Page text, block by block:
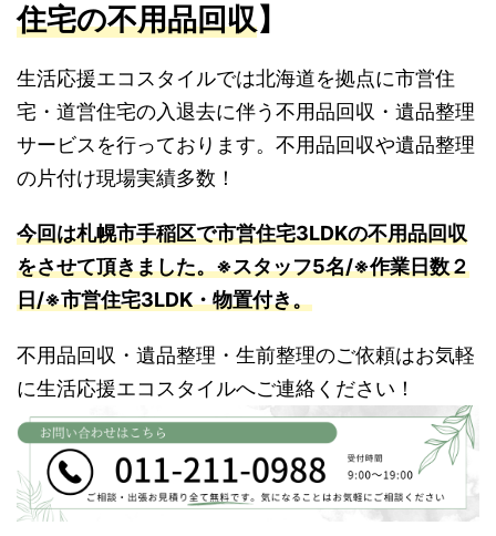
住宅の不用品回収】
生活応援エコスタイルでは北海道を拠点に市営住
宅・道営住宅の入退去に伴う不用品回収・遺品整理
サービスを行っております。不用品回収や遺品整理
の片付け現場実績多数！
今回は札幌市手稲区で市営住宅3LDKの不用品回収
をさせて頂きました。※スタッフ5名/※作業日数２
日/※市営住宅3LDK・物置付き。
不用品回収・遺品整理・生前整理のご依頼はお気軽
に生活応援エコスタイルへご連絡ください！